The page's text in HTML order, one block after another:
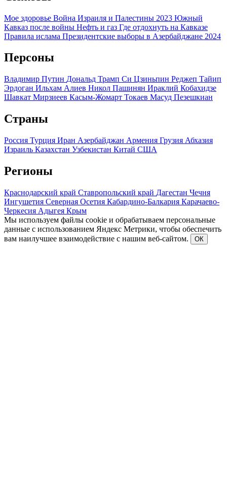
Мое здоровье Война Израиля и Палестины 2023 Южный
Кавказ после войны Нефть и газ Где отдохнуть на Кавказе
Правила ислама Президентские выборы в Азербайджане 2024
Персоны
Владимир Путин Дональд Трамп Си Цзиньпин Реджеп Тайип
Эрдоган Ильхам Алиев Никол Пашинян Ираклий Кобахидзе
Шавкат Мирзиеев Касым-Жомарт Токаев Масуд Пезешкиан
Страны
Россия Турция Иран Азербайджан Армения Грузия Абхазия
Израиль Казахстан Узбекистан Китай США
Регионы
Краснодарский край Ставропольский край Дагестан Чечня
Ингушетия Северная Осетия Кабардино-Балкария Карачаево-
Черкесия Адыгея Крым
Мы используем файлы cookie и обрабатываем персональные
данные с использованием Яндекс Метрики, чтобы обеспечить
вам наилучшее взаимодействие с нашим веб-сайтом.
ОК